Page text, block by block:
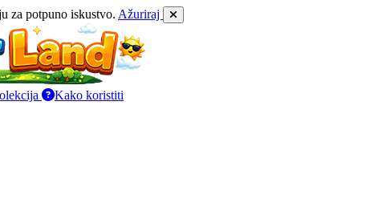
za potpuno iskustvo. Ažuriraj
Kako koristiti